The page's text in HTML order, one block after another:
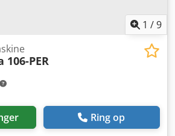
1 /9
PER
Ring op